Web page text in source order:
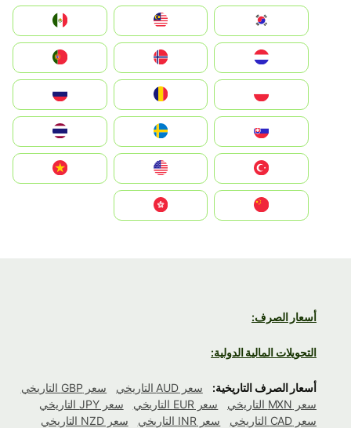
South Korea
Nederland
Portugal
România
Slovensko
United States
Vietnam
أسعار الصرف:
التحويلات المالية الدولية:
أسعار الصرف التاريخية: سعر AUD التاريخي
سعر GBP التاريخي
سعر MXN التاريخي
سعر EUR التاريخي
سعر JPY التاريخي
سعر CAD التاريخي
سعر INR التاريخي
سعر NZD التاريخي